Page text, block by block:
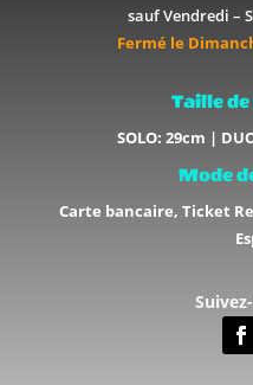
sauf Vendredi –
Fermé le
Taille de
SOLO: 29cm |
Mode
Carte bancaire, Ticket